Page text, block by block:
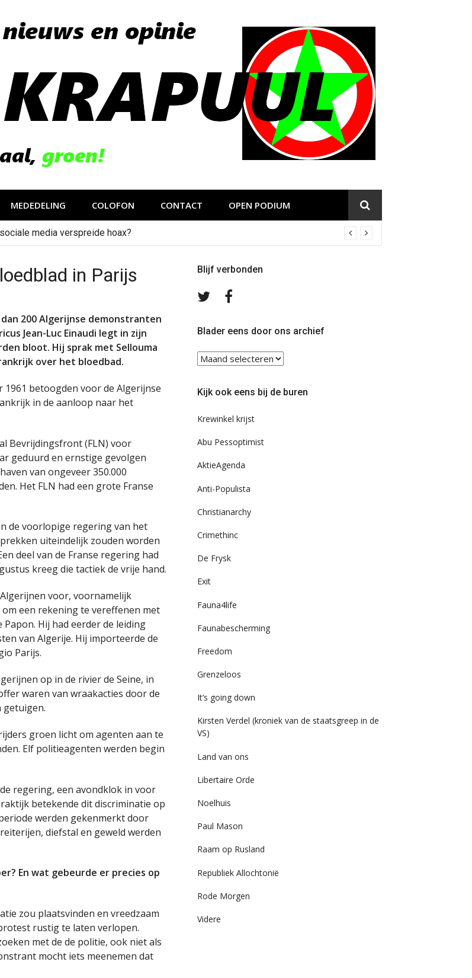
MEDEDELING COLOFON CONTACT OPEN PODIUM
media verspreide hoax?
in Parijs
200 Algerijnse demonstranten
Jean-Luc Einaudi legt in zijn
bloot. Hij sprak met Sellouma
over het bloedbad.
betoogden voor de Algerijnse
in de aanloop naar het
Bevrijdingsfront (FLN) voor
geduurd en ernstige gevolgen
van ongeveer 350.000
Het FLN had een grote Franse
de voorlopige regering van het
uiteindelijk zouden worden
deel van de Franse regering had
kreeg die tactiek de vrije hand.
voor, voornamelijk
een rekening te vereffenen met
Hij had eerder de leiding
van Algerije. Hij importeerde de
Parijs.
op in de rivier de Seine, in
waren van wraakacties door de
getuigen.
groen licht om agenten aan te
Elf politieagenten werden begin
regering, een avondklok in voor
betekende dit discriminatie op
werden gekenmerkt door
diefstal en geweld werden
En wat gebeurde er precies op
zou plaatsvinden en vreedzaam
rustig te laten verlopen.
met de de politie, ook niet als
mocht iets meenemen dat
Blijf verbonden
Volg
TwitterFacebook
Blader eens door ons archief
Blader
eens
ons
Kijk ook eens bij de buren
Krewinkel krijst
Abu Pessoptimist
AktieAgenda
Anti-Populista
Christianarchy
Crimethinc
De Frysk
Exit
Fauna4life
Faunabescherming
Freedom
Grenzeloos
It’s going down
Kirsten Verdel (kroniek van de staatsgreep in de
VS)
Land van ons
Libertaire Orde
Noelhuis
Paul Mason
Raam op Rusland
Republiek Allochtonië
Rode Morgen
Videre